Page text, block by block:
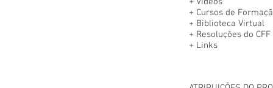
+ Cursos de
+ Biblioteca Virtual
+ Resoluções do CFF
+ Links